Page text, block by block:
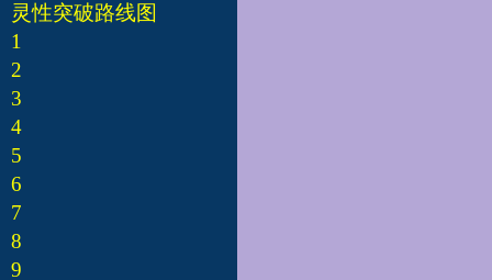
灵性突破路线图
1
2
3
4
5
6
7
8
9